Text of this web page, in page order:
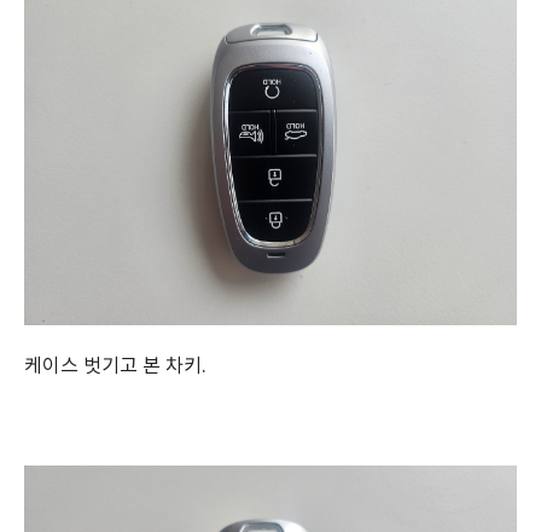
케이스 벗기고 본 차키.